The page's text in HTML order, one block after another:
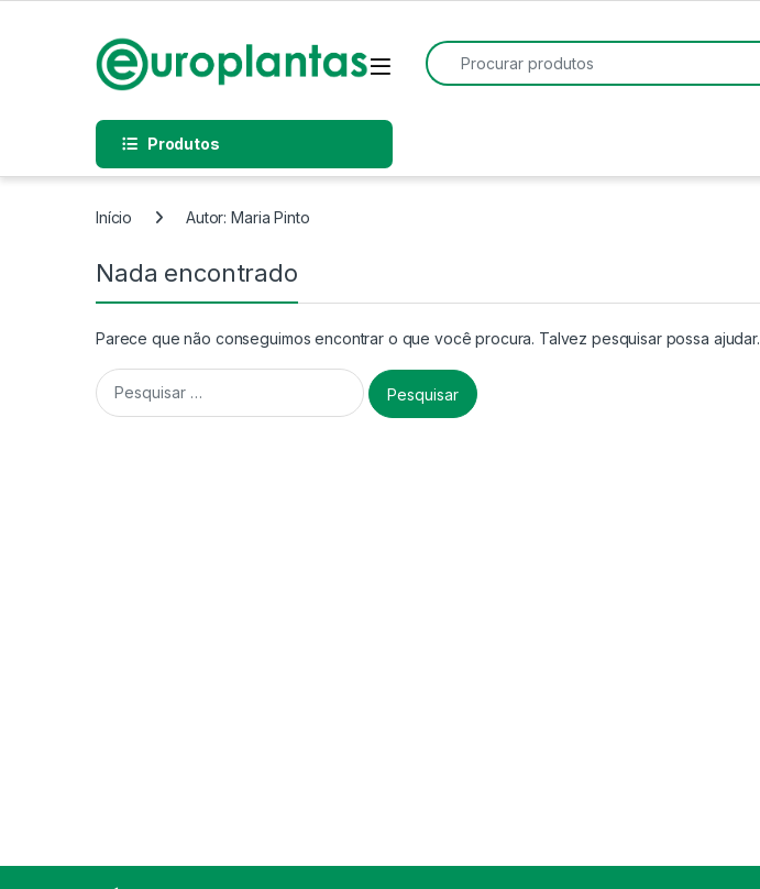
Open
Procurar:
Produtos
Início Autor: Maria Pinto
Nada encontrado
Parece que não conseguimos encontrar o que você procura. Talvez pesquisar possa ajudar.
Pesquisar por: